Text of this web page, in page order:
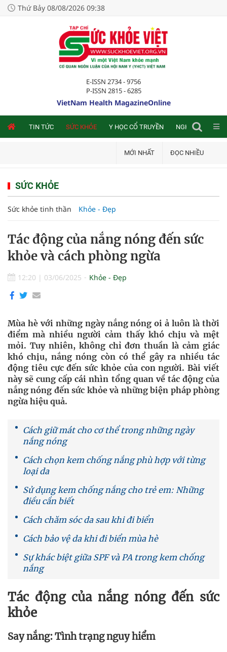
Thứ Bảy 08/08/2026 09:38
E-ISSN 2734 - 9756
P-ISSN 2815 - 6285
VietNam Health MagazineOnline
TIN TỨC SỨC KHỎE Y HỌC CỔ TRUYỀN NGHIÊN CỨU
MỚI NHẤT ĐỌC NHIỀU
SỨC KHỎE
Sức khỏe tinh thần Khỏe - Đẹp
Tác động của nắng nóng đến sức
khỏe và cách phòng ngừa
12:20 | 03/06/2025 Khỏe - Đẹp
Mùa hè với những ngày nắng nóng oi ả luôn là thời
điểm mà nhiều người cảm thấy khó chịu và mệt
mỏi. Tuy nhiên, không chỉ đơn thuần là cảm giác
khó chịu, nắng nóng còn có thể gây ra nhiều tác
động tiêu cực đến sức khỏe của con người. Bài viết
này sẽ cung cấp cái nhìn tổng quan về tác động của
nắng nóng đến sức khỏe và những biện pháp phòng
ngừa hiệu quả.
Cách giữ mát cho cơ thể trong những ngày
nắng nóng
Cách chọn kem chống nắng phù hợp với từng
loại da
Sử dụng kem chống nắng cho trẻ em: Những
điều cần biết
Cách chăm sóc da sau khi đi biển
Cách bảo vệ da khi đi biển mùa hè
Sự khác biệt giữa SPF và PA trong kem chống
nắng
Tác động của nắng nóng đến sức
khỏe
Say nắng: Tình trạng nguy hiểm